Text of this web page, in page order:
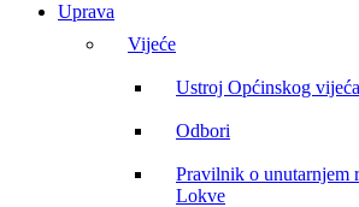
Uprava
Vijeće
Ustroj Općinskog vijeća
Odbori
Pravilnik o unutarnjem
Lokve